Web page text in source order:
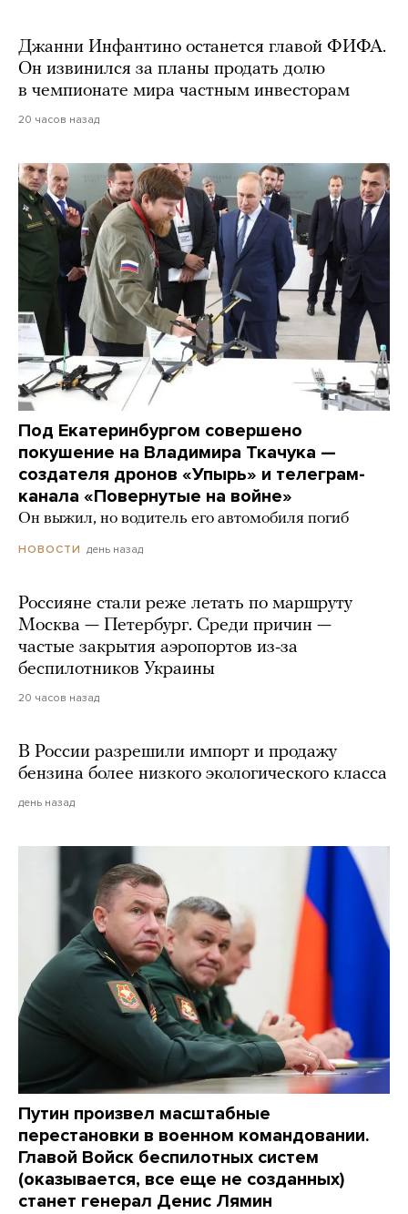
Джанни Инфантино останется главой ФИФА.
Он извинился за планы продать долю
в чемпионате мира частным инвесторам
20 часов назад
Под Екатеринбургом совершено
покушение на Владимира Ткачука —
создателя дронов «Упырь» и телеграм-
канала «Повернутые на войне»
Он выжил, но водитель его автомобиля погиб
НОВОСТИ день назад
Россияне стали реже летать по маршруту
Москва — Петербург. Среди причин —
частые закрытия аэропортов из-за
беспилотников Украины
20 часов назад
В России разрешили импорт и продажу
бензина более низкого экологического класса
день назад
Путин произвел масштабные
перестановки в военном командовании.
Главой Войск беспилотных систем
(оказывается, все еще не созданных)
станет генерал Денис Лямин